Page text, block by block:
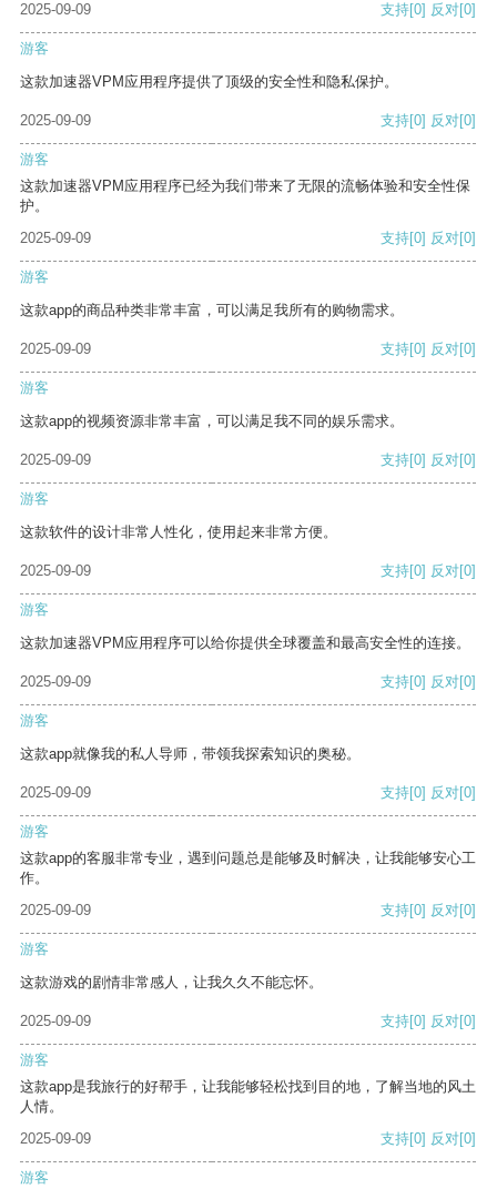
2025-09-09 支持[0] 反对[0]
游客
这款加速器VPM应用程序提供了顶级的安全性和隐私保护。
2025-09-09 支持[0] 反对[0]
游客
这款加速器VPM应用程序已经为我们带来了无限的流畅体验和安全性保
护。
2025-09-09
支持[0] 反对[0]
游客
这款app的商品种类非常丰富，可以满足我所有的购物需求。
2025-09-09 支持[0] 反对[0]
游客
这款app的视频资源非常丰富，可以满足我不同的娱乐需求。
2025-09-09 支持[0] 反对[0]
游客
这款软件的设计非常人性化，使用起来非常方便。
2025-09-09 支持[0] 反对[0]
游客
这款加速器VPM应用程序可以给你提供全球覆盖和最高安全性的连接。
2025-09-09 支持[0] 反对[0]
游客
这款app就像我的私人导师，带领我探索知识的奥秘。
2025-09-09 支持[0] 反对[0]
游客
这款app的客服非常专业，遇到问题总是能够及时解决，让我能够安心工
作。
2025-09-09
支持[0] 反对[0]
游客
这款游戏的剧情非常感人，让我久久不能忘怀。
2025-09-09 支持[0] 反对[0]
游客
这款app是我旅行的好帮手，让我能够轻松找到目的地，了解当地的风土
人情。
2025-09-09
支持[0] 反对[0]
游客